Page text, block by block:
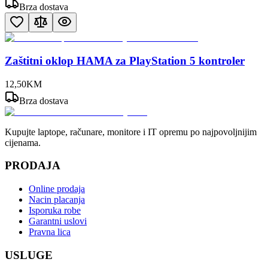
Brza dostava
Zaštitni oklop HAMA za PlayStation 5 kontroler
12,50KM
Brza dostava
Kupujte laptope, računare, monitore i IT opremu po najpovoljnijim
cijenama.
PRODAJA
Online prodaja
Nacin placanja
Isporuka robe
Garantni uslovi
Pravna lica
USLUGE